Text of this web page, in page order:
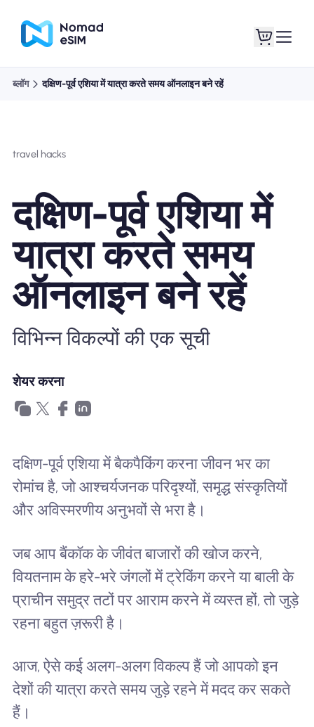
दुकान की योजना
ई-सिम के बारे में
खानाबदोश eSIM क्यों
eSIM का उपयोग करना
ब्लॉग दक्षिण-पूर्व एशिया में यात्रा करते समय ऑनलाइन बने रहें
travel hacks
दक्षिण-पूर्व एशिया में
यात्रा करते समय
ऑनलाइन बने रहें
विभिन्न विकल्पों की एक सूची
शेयर करना
दक्षिण-पूर्व एशिया में बैकपैकिंग करना जीवन भर का
रोमांच है, जो आश्चर्यजनक परिदृश्यों, समृद्ध संस्कृतियों
और अविस्मरणीय अनुभवों से भरा है।
जब आप बैंकॉक के जीवंत बाजारों की खोज करने,
वियतनाम के हरे-भरे जंगलों में ट्रेकिंग करने या बाली के
प्राचीन समुद्र तटों पर आराम करने में व्यस्त हों, तो जुड़े
रहना बहुत ज़रूरी है।
आज, ऐसे कई अलग-अलग विकल्प हैं जो आपको इन
देशों की यात्रा करते समय जुड़े रहने में मदद कर सकते
हैं।